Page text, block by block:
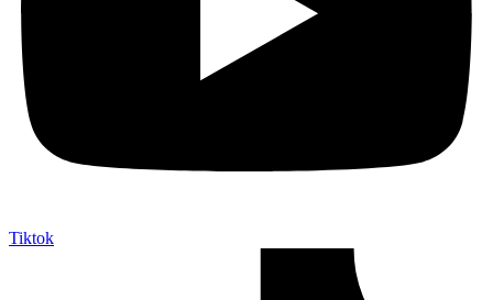
Tiktok